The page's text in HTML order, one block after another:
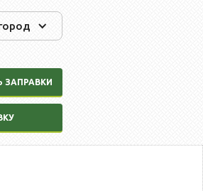
ЗАПРАВКИ